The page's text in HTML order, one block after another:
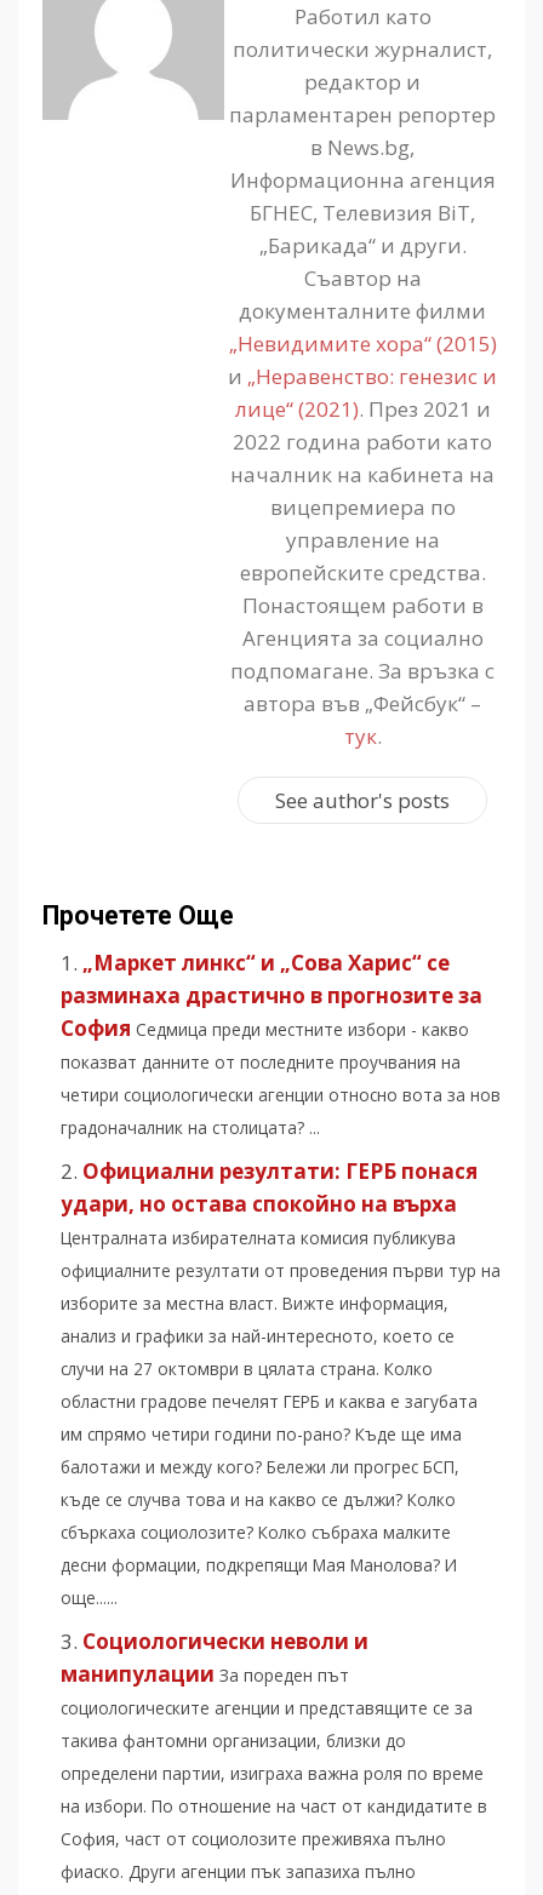
Работил като
политически журналист,
редактор и
парламентарен репортер
в News.bg,
Информационна агенция
БГНЕС, Телевизия BiT,
„Барикада“ и други.
Съавтор на
документалните филми
„Невидимите хора“ (2015)
и „Неравенство: генезис и
лице“ (2021). През 2021 и
2022 година работи като
началник на кабинета на
вицепремиера по
управление на
европейските средства.
Понастоящем работи в
Агенцията за социално
подпомагане. За връзка с
автора във „Фейсбук“ –
тук.
See author's posts
Прочетете Още
„Маркет линкс“ и „Сова Харис“ се
разминаха драстично в прогнозите за
София Седмица преди местните избори - какво
показват данните от последните проучвания на
четири социологически агенции относно вота за нов
градоначалник на столицата? ...
Официални резултати: ГЕРБ понася
удари, но остава спокойно на върха
Централната избирателната комисия публикува
официалните резултати от проведения първи тур на
изборите за местна власт. Вижте информация,
анализ и графики за най-интересното, което се
случи на 27 октомври в цялата страна. Колко
областни градове печелят ГЕРБ и каква е загубата
им спрямо четири години по-рано? Къде ще има
балотажи и между кого? Бележи ли прогрес БСП,
къде се случва това и на какво се дължи? Колко
сбъркаха социолозите? Колко събраха малките
десни формации, подкрепящи Мая Манолова? И
още......
Социологически неволи и
манипулации За пореден път
социологическите агенции и представящите се за
такива фантомни организации, близки до
определени партии, изиграха важна роля по време
на избори. По отношение на част от кандидатите в
София, част от социолозите преживяха пълно
фиаско. Други агенции пък запазиха пълно